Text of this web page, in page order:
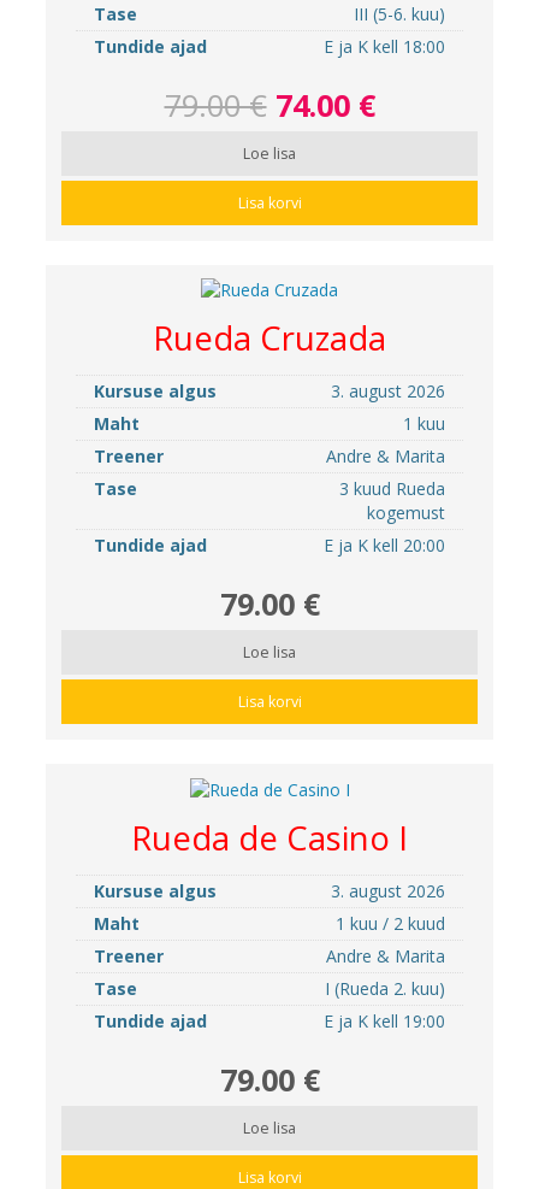
Tase
III (5-6. kuu)
Tundide ajad
E ja K kell 18:00
79.00 € 74.00 €
Loe lisa
Lisa korvi
Rueda Cruzada
Kursuse algus
3. august 2026
Maht
1 kuu
Treener
Andre & Marita
Tase
3 kuud Rueda
kogemust
Tundide ajad
E ja K kell 20:00
79.00 €
Loe lisa
Lisa korvi
Rueda de Casino I
Kursuse algus
3. august 2026
Maht
1 kuu / 2 kuud
Treener
Andre & Marita
Tase
I (Rueda 2. kuu)
Tundide ajad
E ja K kell 19:00
79.00 €
Loe lisa
Lisa korvi